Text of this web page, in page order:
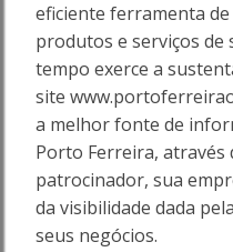
eficiente ferramenta
produtos e serviços de
tempo exerce a
site
a melhor fonte de
Porto Ferreira, através
patrocinador, sua
da visibilidade dada
seus negócios.